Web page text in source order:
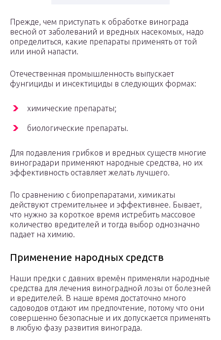
Прежде, чем приступать к обработке винограда
весной от заболеваний и вредных насекомых, надо
определиться, какие препараты применять от той
или иной напасти.
Отечественная промышленность выпускает
фунгициды и инсектициды в следующих формах:
химические препараты;
биологические препараты.
Для подавления грибков и вредных существ многие
виноградари применяют народные средства, но их
эффективность оставляет желать лучшего.
По сравнению с биопрепаратами, химикаты
действуют стремительнее и эффективнее. Бывает,
что нужно за короткое время истребить массовое
количество вредителей и тогда выбор однозначно
падает на химию.
Применение народных средств
Наши предки с давних времён применяли народные
средства для лечения виноградной лозы от болезней
и вредителей. В наше время достаточно много
садоводов отдают им предпочтение, потому что они
совершенно безопасные и их допускается применять
в любую фазу развития винограда.